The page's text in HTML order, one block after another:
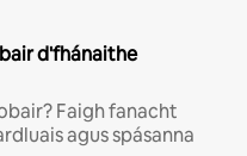
d'fhánaithe
Faigh fanacht
agus spásanna